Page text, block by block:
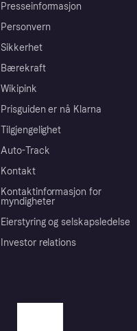
Presseinformasjon
Personvern
Sikkerhet
Bærekraft
Wikipink
Prisguiden er nå Klarna
Tilgjengelighet
Auto-Track
Kontakt
Kontaktinformasjon for
myndigheter
Eierstyring og selskapsledelse
Investor relations